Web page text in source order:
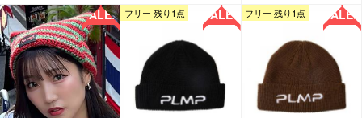
SALE!! フリー 残り1点 SALE!! フリー 残り1点 SALE!!